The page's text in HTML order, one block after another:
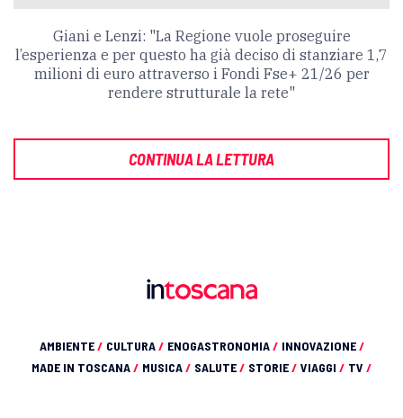
Giani e Lenzi: "La Regione vuole proseguire
l’esperienza e per questo ha già deciso di stanziare 1,7
milioni di euro attraverso i Fondi Fse+ 21/26 per
rendere strutturale la rete"
CONTINUA LA LETTURA
AMBIENTE/ CULTURA/ ENOGASTRONOMIA/ INNOVAZIONE/
MADE IN TOSCANA/ MUSICA/ SALUTE/ STORIE/ VIAGGI / TV /